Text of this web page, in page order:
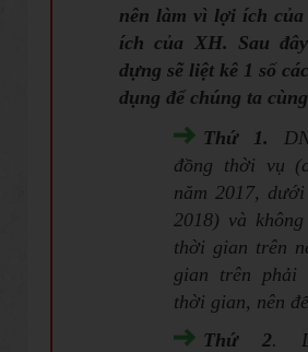
nên làm vì lợi ích
ích của XH. Sau
dựng sẽ liệt kê 1 số
dụng để chúng ta
Thứ 1.
đồng thời vụ
năm 2017,
2018) và
thời gian trên
gian trên phải
thời gian, nên
Thứ 2.